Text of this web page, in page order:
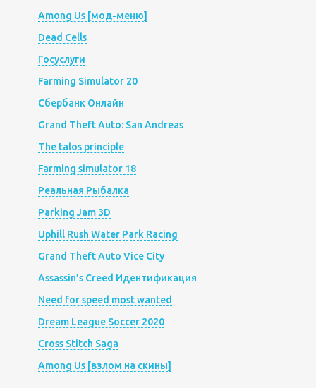
Among Us [мод-меню]
Dead Cells
Госуслуги
Farming Simulator 20
Сбербанк Онлайн
Grand Theft Auto: San Andreas
The talos principle
Farming simulator 18
Реальная Рыбалка
Parking Jam 3D
Uphill Rush Water Park Racing
Grand Theft Auto Vice City
Assassin’s Creed Идентификация
Need for speed most wanted
Dream League Soccer 2020
Cross Stitch Saga
Among Us [взлом на скины]